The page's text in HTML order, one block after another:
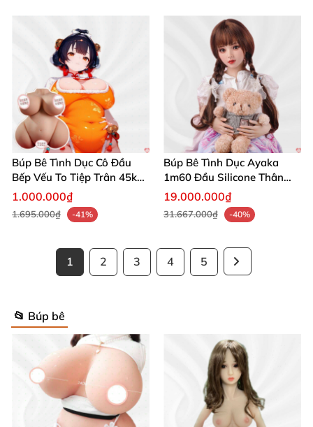
Búp Bê Tình Dục Cô Đầu
Bếp Vếu To Tiệp Trân 45kg
Mua Ngay
1.000.000₫
1.695.000₫ -41%
Búp Bê Tình Dục Ayaka
1m60 Đầu Silicone Thân
TPE Xinh Xắn Mua Ngay
19.000.000₫
31.667.000₫ -40%
1 2 3 4 5
📂 Búp bê